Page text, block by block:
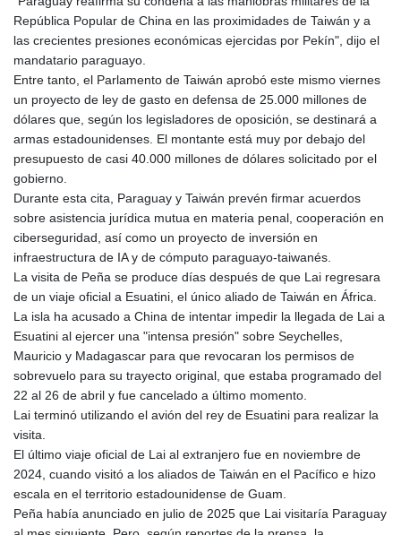
LVL 0.699335
LYD 7.331909
MAD 10.743067
MGA
4918.938878
MKD 61.524236
MMK
2427.363841
4157.293457
MOP 9.314584
MRU 46.338424
MUR 54.419742
MVR 17.862733
MWK
1998.775164
MXN 19.812061
MYR 4.728715
MZN 73.882892
NAD 18.726567
NGN
NIO 42.419473
NOK 10.99759
NPR 175.501819
NZD 1.966719
República Popular de China en las proximidades de Taiwán y a
las crecientes presiones económicas ejercidas por Pekín", dijo el
mandatario paraguayo.
Entre tanto, el Parlamento de Taiwán aprobó este mismo viernes
un proyecto de ley de gasto en defensa de 25.000 millones de
dólares que, según los legisladores de oposición, se destinará a
armas estadounidenses. El montante está muy por debajo del
presupuesto de casi 40.000 millones de dólares solicitado por el
gobierno.
Durante esta cita, Paraguay y Taiwán prevén firmar acuerdos
sobre asistencia jurídica mutua en materia penal, cooperación en
ciberseguridad, así como un proyecto de inversión en
infraestructura de IA y de cómputo paraguayo-taiwanés.
La visita de Peña se produce días después de que Lai regresara
de un viaje oficial a Esuatini, el único aliado de Taiwán en África.
La isla ha acusado a China de intentar impedir la llegada de Lai a
Esuatini al ejercer una "intensa presión" sobre Seychelles,
Mauricio y Madagascar para que revocaran los permisos de
sobrevuelo para su trayecto original, que estaba programado del
22 al 26 de abril y fue cancelado a último momento.
Lai terminó utilizando el avión del rey de Esuatini para realizar la
visita.
El último viaje oficial de Lai al extranjero fue en noviembre de
2024, cuando visitó a los aliados de Taiwán en el Pacífico e hizo
escala en el territorio estadounidense de Guam.
Peña había anunciado en julio de 2025 que Lai visitaría Paraguay